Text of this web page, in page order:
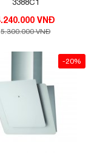
3388C1
4.240.000 VNĐ
5.300.000 VNĐ
-20%